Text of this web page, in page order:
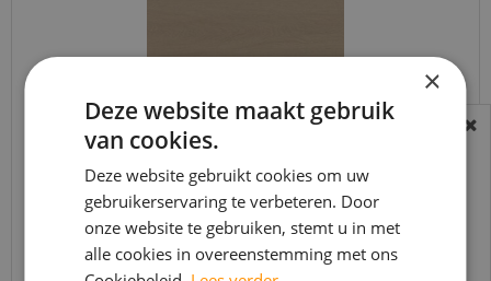
Ambiant - Estino Smoky (Plak PVC)
,95
BEREIKBAARHEID
In verband met de vakantie periode zijn wij
t/m 14 augustus telefonisch helaas niet
bereikbaar.
Bestelling worden uiteraard verwerkt
×
Deze website maakt gebruik
van cookies.
Deze website gebruikt cookies om uw
gebruikerservaring te verbeteren. Door
onze website te gebruiken, stemt u in met
alle cookies in overeenstemming met ons